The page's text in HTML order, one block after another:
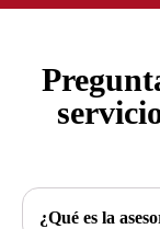
¿Qué es la